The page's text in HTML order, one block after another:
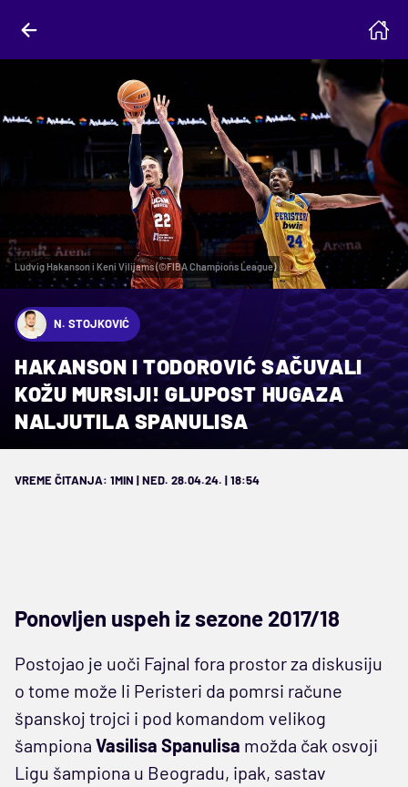
Ludvig Hakanson i Keni Vilijams (©FIBA Champions League)
N. STOJKOVIĆ
HAKANSON I TODOROVIĆ SAČUVALI
KOŽU MURSIJI! GLUPOST HUGAZA
NALJUTILA SPANULISA
VREME ČITANJA: 1MIN | NED. 28.04.24. | 18:54
Ponovljen uspeh iz sezone 2017/18
Postojao je uoči Fajnal fora prostor za diskusiju
o tome može li Peristeri da pomrsi račune
španskoj trojci i pod komandom velikog
šampiona Vasilisa Spanulisa možda čak osvoji
Ligu šampiona u Beogradu, ipak, sastav